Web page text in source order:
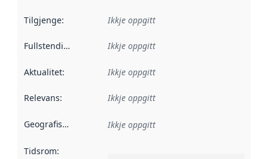
Tilgjenge: Ikkje oppgitt
Fullstendigheit Ikkje oppgitt
Aktualitet: Ikkje oppgitt
Relevans: Ikkje oppgitt
Geografisk område Ikkje oppgitt
Tidsrom: